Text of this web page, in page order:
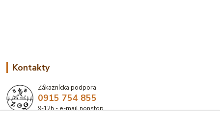
Kontakty
Zákaznícka podpora
0915 754 855
9-12h - e-mail nonstop